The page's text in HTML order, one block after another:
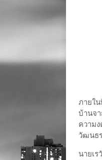
ภายใ
บ้านจ
ความ
วัฒนธ
นายเ